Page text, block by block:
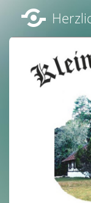
Über uns
Vorstandschaft
Unser
News und
Kaninchen im
Geflügel im
Impressionen